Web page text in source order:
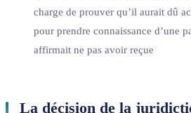
charge de prouver qu’il aurait dû
pour prendre connaissance d’une
affirmait ne pas avoir reçue
La décision de la